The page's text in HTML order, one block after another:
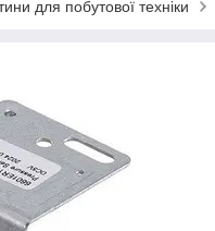
для побутової техніки